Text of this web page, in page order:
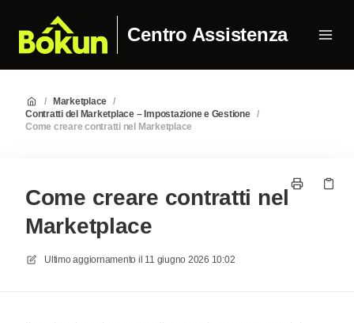
Centro Assistenza
/ Marketplace /
Contratti del Marketplace – Impostazione e Gestione /
Come creare contratti nel Marketplace
Come creare contratti nel
Marketplace
Ultimo aggiornamento il 11 giugno 2026 10:02